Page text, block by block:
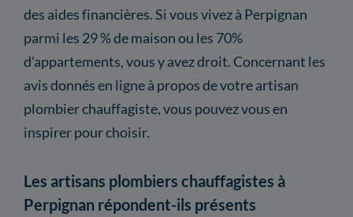
des aides financières. Si vous vivez à Perpignan
parmi les 29 % de maison ou les 70%
d'appartements, vous y avez droit. Concernant les
avis donnés en ligne à propos de votre artisan
plombier chauffagiste, vous pouvez vous en
inspirer pour choisir.
Les artisans plombiers chauffagistes à
Perpignan répondent-ils présents